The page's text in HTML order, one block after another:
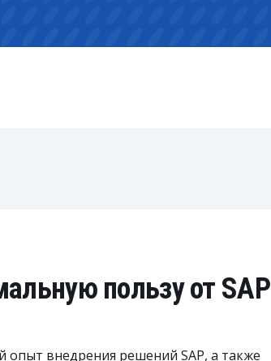
пользу от SAP
внедрения решений SAP, а также